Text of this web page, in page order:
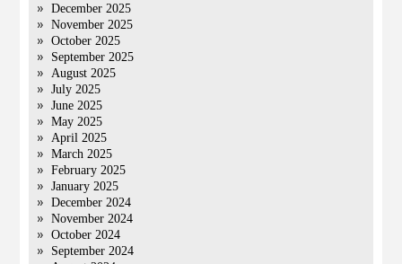
December 2025
November 2025
October 2025
September 2025
August 2025
July 2025
June 2025
May 2025
April 2025
March 2025
February 2025
January 2025
December 2024
November 2024
October 2024
September 2024